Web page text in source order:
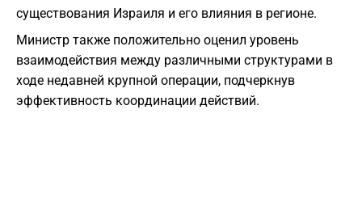
существования Израиля и его влияния в регионе.
Министр также положительно оценил уровень
взаимодействия между различными структурами в
ходе недавней крупной операции, подчеркнув
эффективность координации действий.